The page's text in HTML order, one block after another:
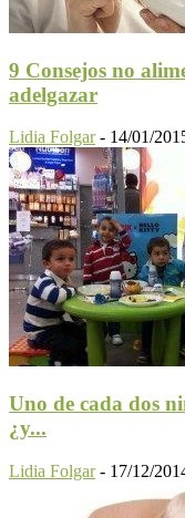
9 Consejos no
adelgazar
Lidia Folgar - 14/01/
Uno de cada dos
¿y...
Lidia Folgar - 17/12/